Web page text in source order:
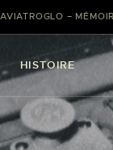
AVIATROGLO –
HISTOIRE